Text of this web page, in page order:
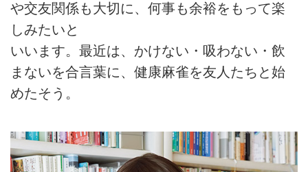
や交友関係も大切に、何事も余裕をもって楽
しみたいと
いいます。最近は、かけない・吸わない・飲
まないを合言葉に、健康麻雀を友人たちと始
めたそう。